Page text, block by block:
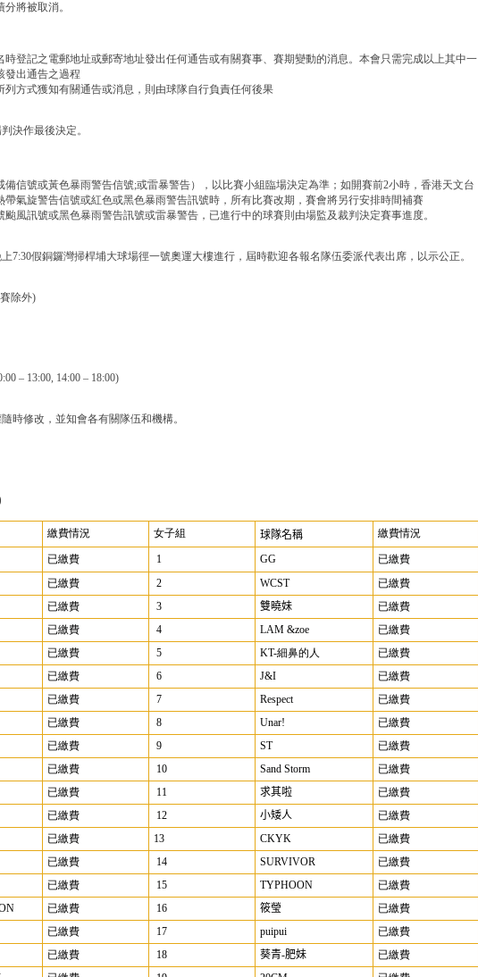
將被取消。
時登記之電郵地址或郵寄地址發出任何通告或有關賽事、賽期變動的消息。本會只需完成以上其中一
發出通告之過程
列方式獲知有關通告或消息，則由球隊自行負責任何後果
決作最後決定。
信號或黃色暴雨警告信號;或雷暴警告），以比賽小組臨場決定為準；如開賽前2小時，香港天文台
帶氣旋警告信號或紅色或黑色暴雨警告訊號時，所有比賽改期，賽會將另行安排時間補賽
風訊號或黑色暴雨警告訊號或雷暴警告，已進行中的球賽則由場監及裁判決定賽事進度。
7:30假銅鑼灣掃桿埔大球場徑一號奧運大樓進行，屆時歡迎各報名隊伍委派代表出席，以示公正。
除外)
– 13:00, 14:00 – 18:00)
時修改，並知會各有關隊伍和機構。
繳費情況 女子組 球隊名稱 繳費情況
已繳費 1 GG
已繳費
已繳費 2 WCST
已繳費
已繳費 3 雙曉妹
已繳費
已繳費 4 LAM &zoe
已繳費
已繳費 5 KT-細鼻的人
已繳費
已繳費 6 J&I
已繳費
已繳費 7 Respect
已繳費
已繳費 8 Unar!
已繳費
已繳費 9 ST
已繳費
已繳費 10 Sand Storm
已繳費
已繳費 11 求其啦
已繳費
已繳費 12 小矮人
已繳費
已繳費 13 CKYK
已繳費
已繳費 14 SURVIVOR
已繳費
已繳費 15 TYPHOON
已繳費
已繳費 16 筱瑩
已繳費
已繳費 17 puipui
已繳費
已繳費 18 葵青-肥妹
已繳費